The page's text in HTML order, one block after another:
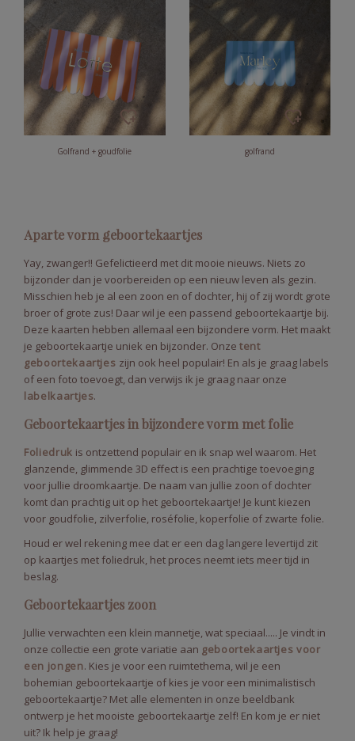
Golfrand + goudfolie golfrand
Aparte vorm geboortekaartjes
Yay, zwanger!! Gefelictieerd met dit mooie nieuws. Niets zo
bijzonder dan je voorbereiden op een nieuw leven als gezin.
Misschien heb je al een zoon en of dochter, hij of zij wordt grote
broer of grote zus! Daar wil je een passend geboortekaartje bij.
Deze kaarten hebben allemaal een bijzondere vorm. Het maakt
je geboortekaartje uniek en bijzonder. Onze tent
geboortekaartjes zijn ook heel populair! En als je graag labels
of een foto toevoegt, dan verwijs ik je graag naar onze
labelkaartjes.
Geboortekaartjes in bijzondere vorm met folie
Foliedruk is ontzettend populair en ik snap wel waarom. Het
glanzende, glimmende 3D effect is een prachtige toevoeging
voor jullie droomkaartje. De naam van jullie zoon of dochter
komt dan prachtig uit op het geboortekaartje! Je kunt kiezen
voor goudfolie, zilverfolie, roséfolie, koperfolie of zwarte folie.
Houd er wel rekening mee dat er een dag langere levertijd zit
op kaartjes met foliedruk, het proces neemt iets meer tijd in
beslag.
Geboortekaartjes zoon
Jullie verwachten een klein mannetje, wat speciaal..... Je vindt in
onze collectie een grote variatie aan geboortekaartjes voor
een jongen. Kies je voor een ruimtethema, wil je een
bohemian geboortekaartje of kies je voor een minimalistisch
geboortekaartje? Met alle elementen in onze beeldbank
ontwerp je het mooiste geboortekaartje zelf! En kom je er niet
uit? Ik help je graag!